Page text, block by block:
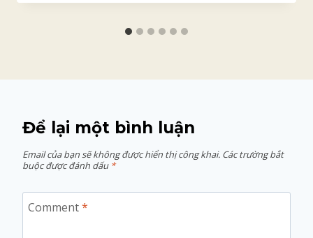
Để lại một bình luận
Email của bạn sẽ không được hiển thị công khai. Các trường bắt
buộc được đánh dấu *
Comment*